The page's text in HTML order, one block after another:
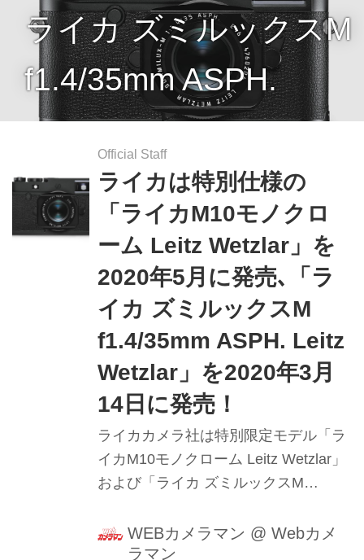
ライカ ズミルックスM
f1.4/35mm ASPH.
Official Staff
ライカは特別仕様の
「ライカM10モノクロ
ーム Leitz Wetzlar」を
2020年5月に発売､「ラ
イカ ズミルックスM
f1.4/35mm ASPH. Leitz
Wetzlar」を2020年3月
14日に発売！
ライカカメラ社は特別限定モデル「ラ
イカM10モノクローム Leitz Wetzlar」
および「ライカ ズミルックスM
売する｡いずれも光学性能や技術仕様
はそれぞれの通常モデルと変わらな
WEBカメラマン @ Webカメ
ラマン